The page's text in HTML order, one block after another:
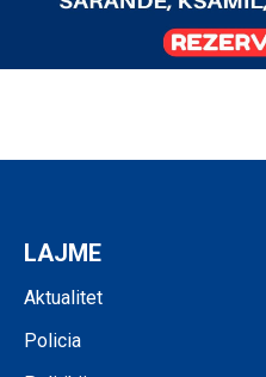
LAJME
Aktualitet
Policia